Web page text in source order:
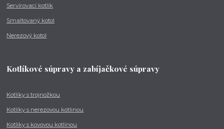
Servírovací kotlík
Smaltovaný kotol
Nerezový kotol
Kotlíkové súpravy a zabíjačkové súpravy
Kotlíky s trojnožkou
Kotlíky s nerezovou kotlinou
Kotlíky s kovovou kotlinou